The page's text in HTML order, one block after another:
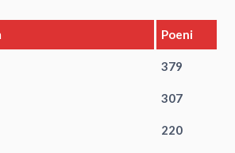
Poeni
379
307
220